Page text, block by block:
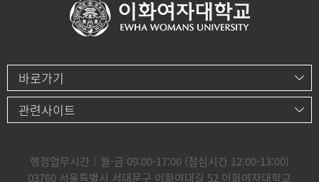
바로가기
관련사이트
행정업무시간｜월-금 09:00-17:00 (점심시간 12:00-13:00)
03760 서울특별시 서대문구 이화여대길 52 이화여자대학교